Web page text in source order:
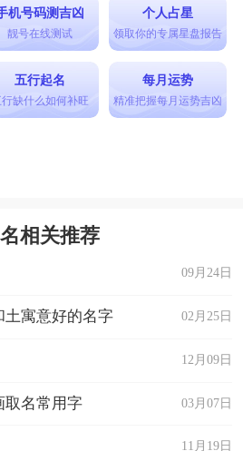
机号码测吉凶
靓号在线测试
个人占星
领取你的专属星盘报告
五行起名
行缺什么如何补旺
每月运势
精准把握每月运势吉凶
相关推荐
09月24日
02月25日
土寓意好的名字
12月09日
03月07日
取名常用字
11月19日